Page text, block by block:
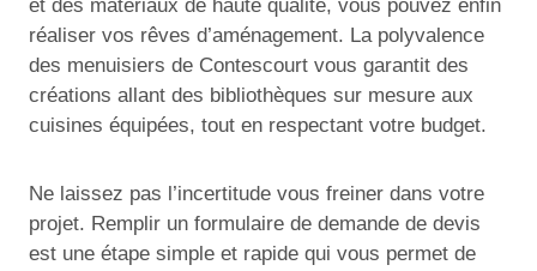
et des matériaux de haute qualité, vous pouvez enfin
réaliser vos rêves d’aménagement. La polyvalence
des menuisiers de Contescourt vous garantit des
créations allant des bibliothèques sur mesure aux
cuisines équipées, tout en respectant votre budget.
Ne laissez pas l’incertitude vous freiner dans votre
projet. Remplir un formulaire de demande de devis
est une étape simple et rapide qui vous permet de